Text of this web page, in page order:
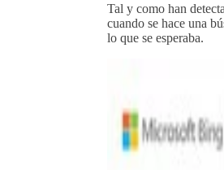
Tal y como han
cuando se hace una
lo que se esperaba.